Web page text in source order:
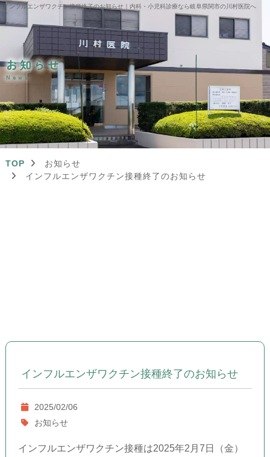
インフルエンザワクチン接種終了のお知らせ｜内科・小児科診療なら岐阜県関市の川村医院へ
お知らせ
News
TOP
お知らせ
インフルエンザワクチン接種終了のお知らせ
インフルエンザワクチン接種終了のお知らせ
2025/02/06
お知らせ
インフルエンザワクチン接種は2025年2月7日（金）